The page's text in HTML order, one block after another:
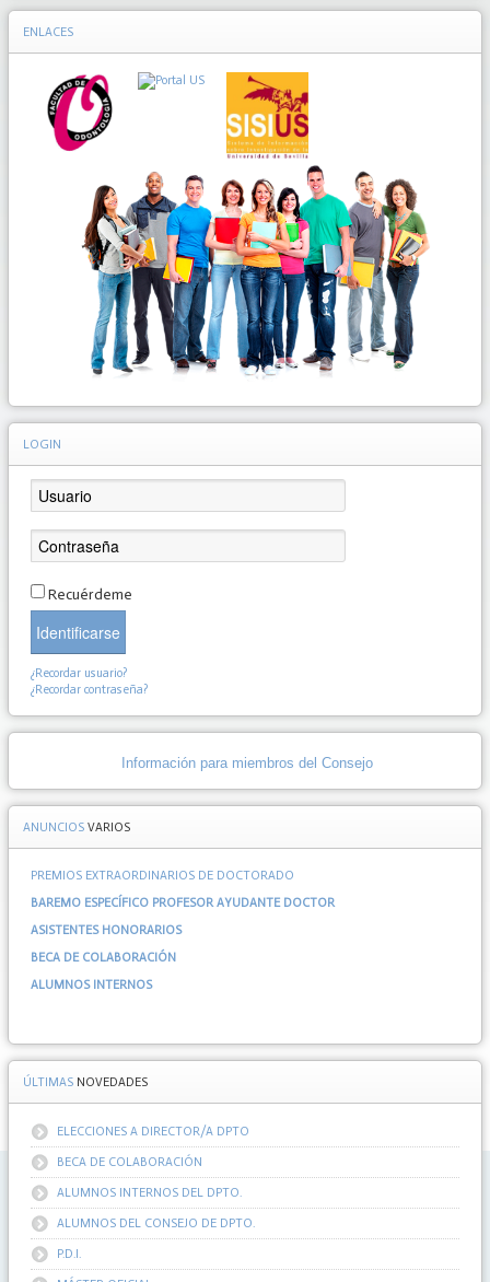
ENLACES
LOGIN
Recuérdeme
Identificarse
¿Recordar usuario?
¿Recordar contraseña?
Información para miembros del Consejo
ANUNCIOS VARIOS
PREMIOS EXTRAORDINARIOS DE DOCTORADO
BAREMO ESPECÍFICO PROFESOR AYUDANTE DOCTOR
ASISTENTES HONORARIOS
BECA DE COLABORACIÓN
ALUMNOS INTERNOS
ÚLTIMAS NOVEDADES
ELECCIONES A DIRECTOR/A DPTO
BECA DE COLABORACIÓN
ALUMNOS INTERNOS DEL DPTO.
ALUMNOS DEL CONSEJO DE DPTO.
P.D.I.